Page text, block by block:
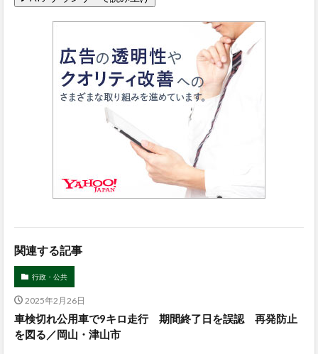
関連する記事
行政・公共
2025年2月26日
車検切れ公用車で9キロ走行 期間終了日を誤認 再発防止
を図る／岡山・津山市